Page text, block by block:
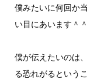
僕みたいに何回か
い目にあいます＾＾
僕が伝えたいのは
る恐れがるという